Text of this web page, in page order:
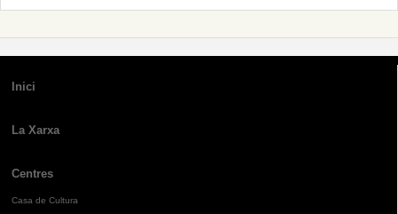
Inici
La Xarxa
Centres
Casa de Cultura